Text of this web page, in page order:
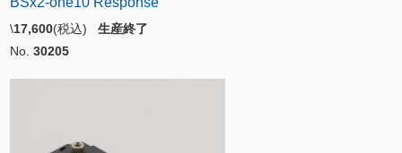
\17,600(税込) 生産終了
No. 30205